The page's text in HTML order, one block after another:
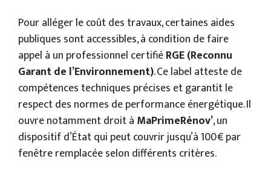
Pour alléger le coût des travaux, certaines aides
publiques sont accessibles, à condition de faire
appel à un professionnel certifiéRGE (Reconnu
Garant de l’Environnement). Ce label atteste de
compétences techniques précises et garantit le
respect des normes de performance énergétique. Il
ouvre notamment droit à MaPrimeRénov’, un
dispositif d’État qui peut couvrir jusqu’à 100 € par
fenêtre remplacée selon différents critères.